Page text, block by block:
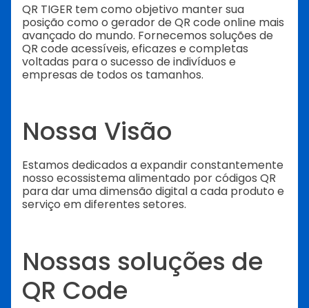
QR TIGER tem como objetivo manter sua
posição como o gerador de QR code online mais
avançado do mundo. Fornecemos soluções de
QR code acessíveis, eficazes e completas
voltadas para o sucesso de indivíduos e
empresas de todos os tamanhos.
Nossa Visão
Estamos dedicados a expandir constantemente
nosso ecossistema alimentado por códigos QR
para dar uma dimensão digital a cada produto e
serviço em diferentes setores.
Nossas soluções de
QR Code